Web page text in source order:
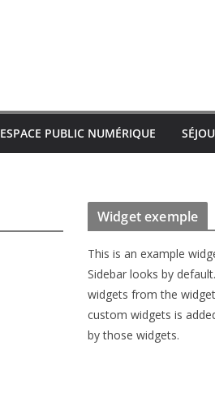
ESPACE PUBLIC NUMÉRIQUE
Widget exemple
This is an example
Sidebar looks by
widgets from the
custom widgets is
by those widgets.